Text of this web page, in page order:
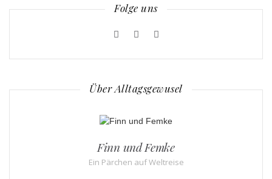
Folge uns
Über Alltagsgewusel
Finn und Femke
Ein Pärchen auf Weltreise